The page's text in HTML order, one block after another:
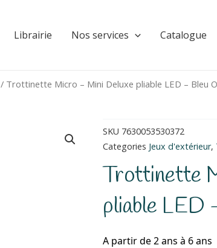
Librairie Nos services Catalogue
/ Trottinette Micro – Mini Deluxe pliable LED – Bleu
SKU 7630053530372
Categories Jeux d'extérieur,
Trottinette
pliable LED
A partir de 2 ans à 6 ans